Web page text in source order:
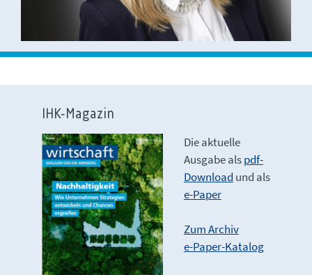
IHK-Magazin
Die aktuelle
Ausgabe alspdf-
Download und als
e-Paper
Zum Archiv
e-Paper-Katalog